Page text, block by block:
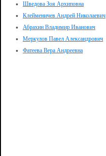
Шведова Зоя Архиповна
Клейменичев Андрей Николаевич
Абрахин Владимир Иванович
Меркулов Павел Александрович
Фатеева Вера Андреевна